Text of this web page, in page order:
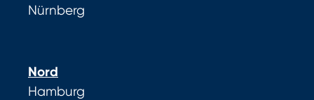
Nürnberg
Nord
Hamburg